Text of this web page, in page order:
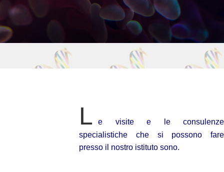
L
e visite e le consulenze
specialistiche che si possono fare
presso il nostro istituto sono.